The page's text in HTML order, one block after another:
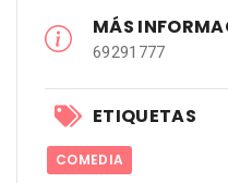
MÁS
69291777
ETIQUETAS
COMEDIA